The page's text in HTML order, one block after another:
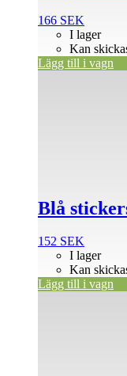
166 SEK
I lager
Kan
Lägg till i vagn
Blå
152 SEK
I lager
Kan
Lägg till i vagn